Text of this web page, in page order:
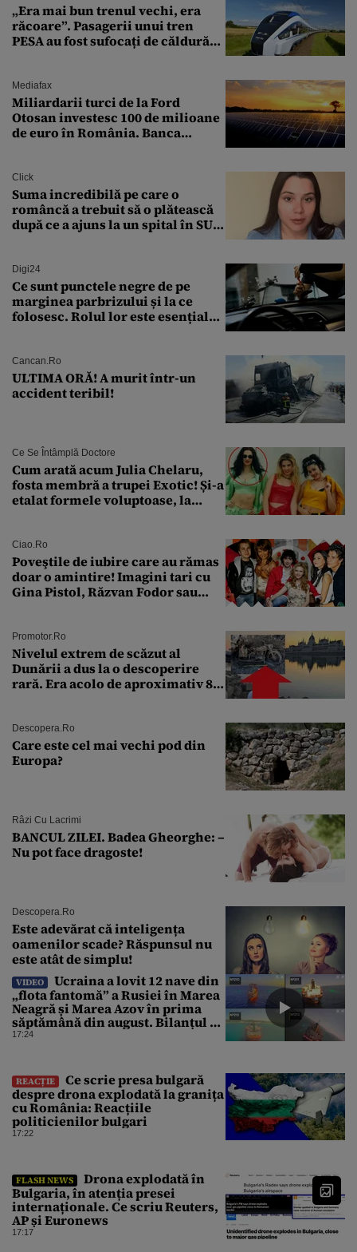
„Era mai bun trenul vechi, era
răcoare”. Pasagerii unui tren
PESA au fost sufocați de căldură
Mediafax
Miliardarii turci de la Ford
Otosan investesc 100 de milioane
de euro în România. Banca
Click
Suma incredibilă pe care o
româncă a trebuit să o plătească
după ce a ajuns la un spital în SUA:
Digi24
Ce sunt punctele negre de pe
marginea parbrizului și la ce
folosesc. Rolul lor este esențial
Cancan.ro
ULTIMA ORĂ! A murit într-un
accident teribil!
Ce Se Întâmplă Doctore
Cum arată acum Julia Chelaru,
fosta membră a trupei Exotic! Și-a
etalat formele voluptoase, la
Ciao.ro
Poveştile de iubire care au rămas
doar o amintire! Imagini tari cu
Gina Pistol, Răzvan Fodor sau
Promotor.ro
Nivelul extrem de scăzut al
Dunării a dus la o descoperire
rară. Era acolo de aproximativ 80
Descopera.ro
Care este cel mai vechi pod din
Europa?
Râzi Cu Lacrimi
BANCUL ZILEI. Badea Gheorghe: –
Nu pot face dragoste!
Descopera.ro
Este adevărat că inteligența
oamenilor scade? Răspunsul nu
este atât de simplu!
VIDEO
Ucraina a lovit 12 nave din
„flota fantomă” a Rusiei în Marea
Neagră și Marea Azov în prima
săptămână din august. Bilanțul a
ajuns la 218
17:24
REACȚIE
Ce scrie presa bulgară
despre drona explodată la granița
cu România: Reacțiile
politicienilor bulgari
17:22
FLASH NEWS
Drona explodată în
Bulgaria, în atenția presei
internaționale. Ce scriu Reuters,
AP și Euronews
17:17